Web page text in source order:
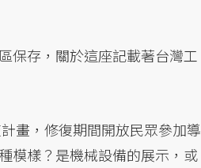
保存，關於這座記載著台灣工
畫，修復期間開放民眾參加導
模樣？是機械設備的展示，或